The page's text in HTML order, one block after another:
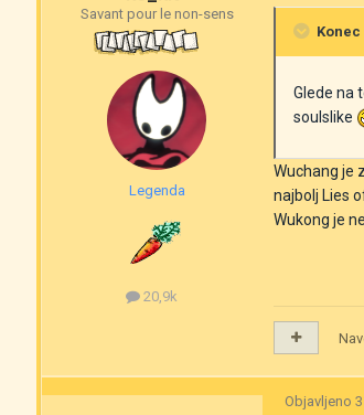
Savant pour le non-sens
Legenda
20,9k
Glede na
soulslike
Wuchang je
najbolj Lies
Wukong je
Objavljeno